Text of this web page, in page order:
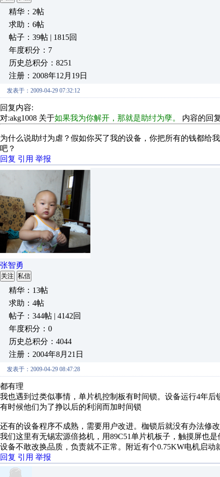
精华：2帖
求助：6帖
帖子：39帖 | 1815回
年度积分：7
历史总积分：8251
注册：2008年12月19日
发表于：2009-04-29 07:32:12
回复内容:
对:akg1008 关于如果我为你解开，那就是助纣为孽。 内容的回
为什么说助纣为虐？假如你买了我的设备，你把所有的钱都给
吧？
回复 引用 举报
张智勇
关注 私信
精华：13帖
求助：4帖
帖子：344帖 | 4142回
年度积分：0
历史总积分：4044
注册：2004年8月21日
发表于：2009-04-29 08:47:28
都有理
我也遇到过类似事情，单片机控制板有时间锁。设备运行4年
有时候他们为了挣以后的利润而加时间锁
还有的设备程序不成熟，需要用户改进。枷锁后就没有办法修改
我们这里有无锡宏源倍捻机，用89C51单片机板子，触摸屏也
设备不敢改换品质，负责就不正常。附近有个0.75KW电机启
回复 引用 举报